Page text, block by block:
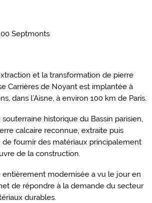
Septmonts
et la transformation de pierre
Carrières de Noyant est implantée à
dans l’Aisne, à environ 100 km de Paris.
souterraine historique du Bassin parisien,
calcaire reconnue, extraite puis
de fournir des matériaux principalement
de la construction.
modernisée a vu le jour en
de répondre à la demande du secteur
durables.